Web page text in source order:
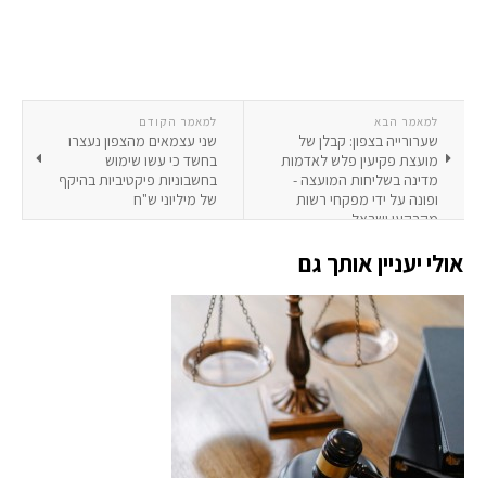
למאמר הקודם
שני עצמאים מהצפון נעצרו
בחשד כי עשו שימוש
בחשבוניות פיקטיביות בהיקף
של מיליוני ש"ח
למאמר הבא
שערורייה בצפון: קבלן של
מועצת פקיעין פלש לאדמות
מדינה בשליחות המועצה -
ופונה על ידי מפקחי רשות
מקרקעי ישראל
אולי יעניין אותך גם